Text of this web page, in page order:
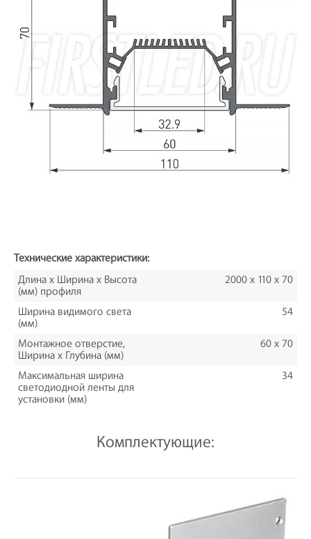
Технические характеристики:
Длина х Ширина х Высота
(мм) профиля
2000 x 110 х 70
Ширина видимого света
(мм)
54
Монтажное отверстие,
Ширина х Глубина (мм)
60 х 70
Максимальная ширина
светодиодной ленты для
установки (мм)
34
Комплектующие: